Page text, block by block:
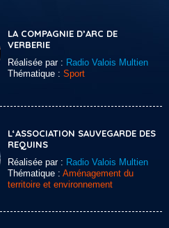
LA COMPAGNIE D’ARC DE
VERBERIE
Réalisée par : Radio Valois Multien
Thématique : Sport
L‘ASSOCIATION SAUVEGARDE DES
REQUINS
Réalisée par : Radio Valois Multien
Thématique : Aménagement du
territoire et environnement